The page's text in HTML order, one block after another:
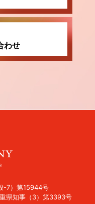
わせ
-7）第15944号
県知事（3）第3393号